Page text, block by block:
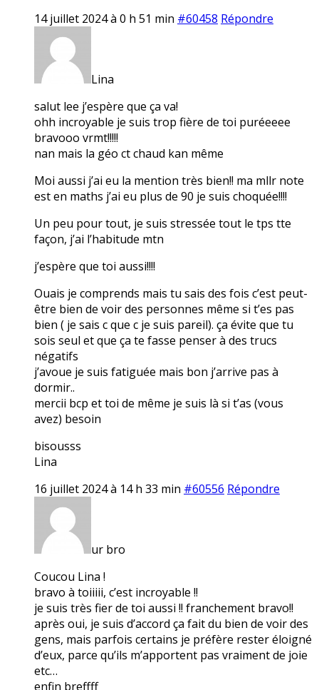
14 juillet 2024 à 0 h 51 min #60458 Répondre
Lina
salut lee j’espère que ça va!
ohh incroyable je suis trop fière de toi puréeeee
bravooo vrmt!!!!!
nan mais la géo ct chaud kan même
Moi aussi j’ai eu la mention très bien!! ma mllr note
est en maths j’ai eu plus de 90 je suis choquée!!!!
Un peu pour tout, je suis stressée tout le tps tte
façon, j’ai l’habitude mtn
j’espère que toi aussi!!!!
Ouais je comprends mais tu sais des fois c’est peut-
être bien de voir des personnes même si t’es pas
bien ( je sais c que c je suis pareil). ça évite que tu
sois seul et que ça te fasse penser à des trucs
négatifs
j’avoue je suis fatiguée mais bon j’arrive pas à
dormir..
mercii bcp et toi de même je suis là si t’as (vous
avez) besoin
bisousss
Lina
16 juillet 2024 à 14 h 33 min #60556 Répondre
ur bro
Coucou Lina !
bravo à toiiiii, c’est incroyable !!
je suis très fier de toi aussi !! franchement bravo!!
après oui, je suis d’accord ça fait du bien de voir des
gens, mais parfois certains je préfère rester éloigné
d’eux, parce qu’ils m’apportent pas vraiment de joie
etc…
enfin breffff